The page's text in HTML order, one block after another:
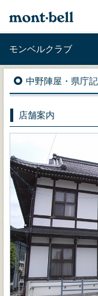
モンベルクラブ
中野陣屋・県庁
店舗案内